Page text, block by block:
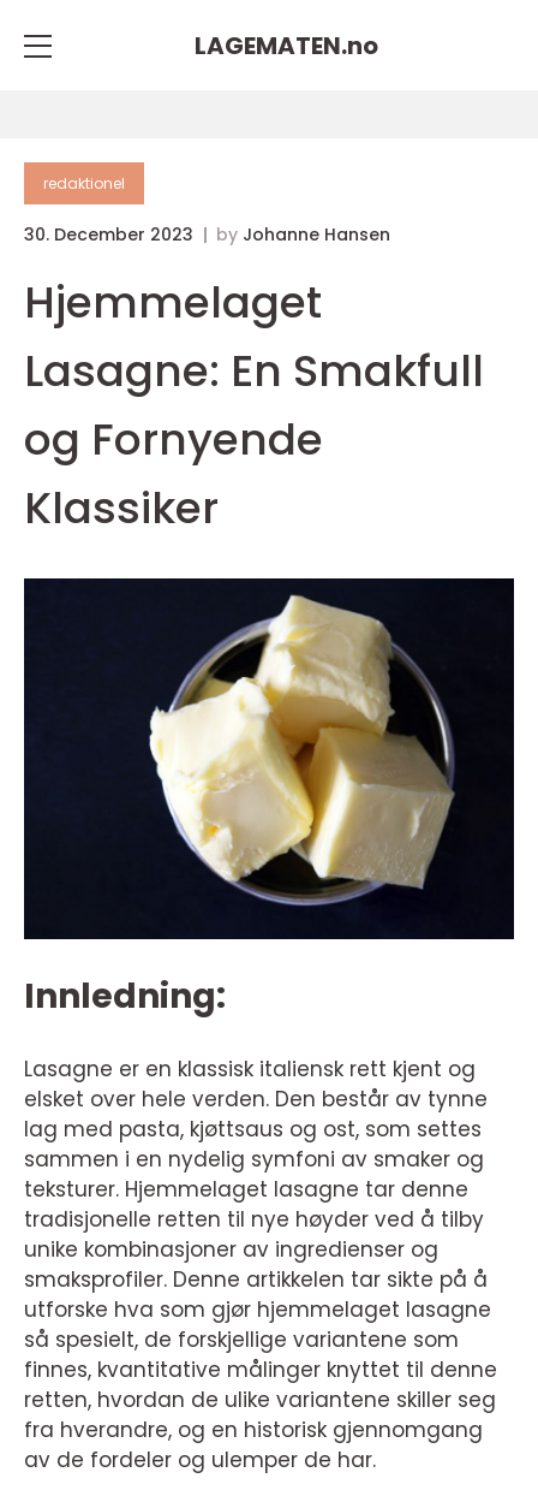
LAGEMATEN.no
redaktionel
30. December 2023 by Johanne Hansen
Hjemmelaget
Lasagne: En Smakfull
og Fornyende
Klassiker
Innledning:
Lasagne er en klassisk italiensk rett kjent og
elsket over hele verden. Den består av tynne
lag med pasta, kjøttsaus og ost, som settes
sammen i en nydelig symfoni av smaker og
teksturer. Hjemmelaget lasagne tar denne
tradisjonelle retten til nye høyder ved å tilby
unike kombinasjoner av ingredienser og
smaksprofiler. Denne artikkelen tar sikte på å
utforske hva som gjør hjemmelaget lasagne
så spesielt, de forskjellige variantene som
finnes, kvantitative målinger knyttet til denne
retten, hvordan de ulike variantene skiller seg
fra hverandre, og en historisk gjennomgang
av de fordeler og ulemper de har.